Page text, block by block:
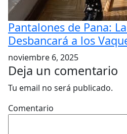
Pantalones de Pana:
Desbancará a los
noviembre 6, 2025
Deja un comentario
Tu email no será publicado.
Comentario